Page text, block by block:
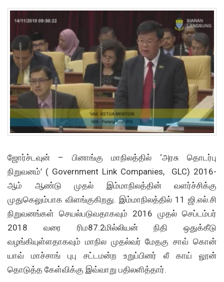
ஜோர்ச்டவுன் – பினாங்கு மாநிலத்தில் ‘அரசு தொடர்பு
நிறுவனம்’ ( Government Link Companies, GLC) 2016-
ஆம் ஆண்டு முதல் இம்மாநிலத்தின் வளர்ச்சிக்கு
முதுகெலும்பாக விளங்குகிறது. இம்மாநிலத்தில் 11 ஜி.எல்.சி
நிறுவனங்கள் செயல்படுவதாகவும் 2016 முதல் செப்டம்பர்
2018 வரை ரிம87.2மில்லியன் நிதி ஒதுக்கீடு
வழங்கியுள்ளதாகவும் மாநில முதல்வர் மேதகு சாவ் கொன்
யாவ் மாச்சாங் புபு சட்டமன்ற உறுப்பினர் லீ காய் லூன்
தொடுத்த கேள்விக்கு இவ்வாறு பதிலளித்தார்.